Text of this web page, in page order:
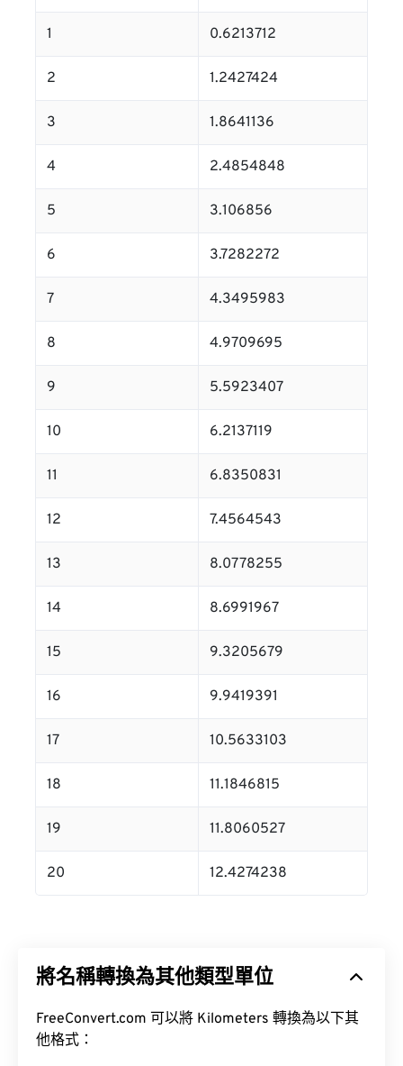
1 0.6213712
2 1.2427424
3 1.8641136
4 2.4854848
5 3.106856
6 3.7282272
7 4.3495983
8 4.9709695
9 5.5923407
10 6.2137119
11 6.8350831
12 7.4564543
13 8.0778255
14 8.6991967
15 9.3205679
16 9.9419391
17 10.5633103
18 11.1846815
19 11.8060527
20 12.4274238
將名稱轉換為其他類型單位
FreeConvert.com 可以將 Kilometers 轉換為以下其
他格式：